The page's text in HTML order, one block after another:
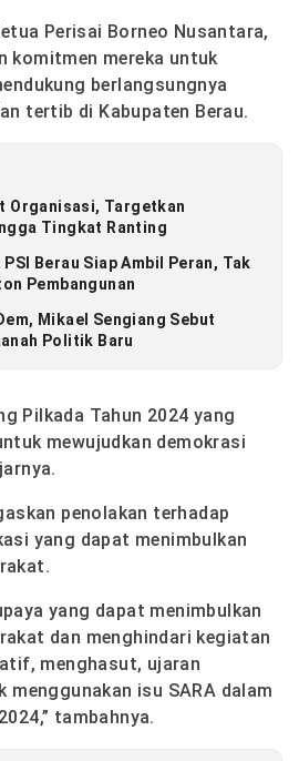
Perisai Borneo Nusantara,
komitmen mereka untuk
berlangsungnya
tertib di Kabupaten Berau.
Organisasi, Targetkan
Tingkat Ranting
PSI Berau Siap Ambil Peran, Tak
Pembangunan
Mikael Sengiang Sebut
Politik Baru
Pilkada Tahun 2024 yang
mewujudkan demokrasi
penolakan terhadap
yang dapat menimbulkan
yang dapat menimbulkan
dan menghindari kegiatan
menghasut, ujaran
menggunakan isu SARA dalam
tambahnya.